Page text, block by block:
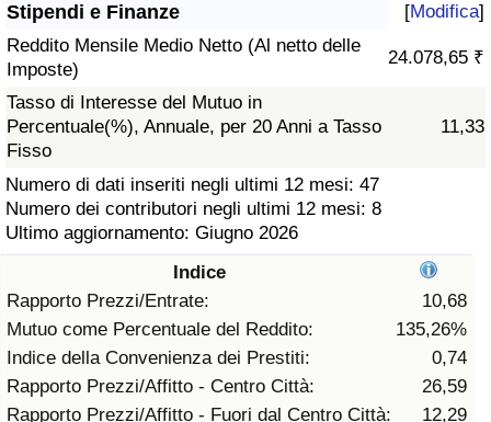
Stipendi e Finanze [Modifica]
Reddito Mensile Medio Netto (Al netto delle
Imposte)
24.078,65 ₹
Tasso di Interesse del Mutuo in
Percentuale(%), Annuale, per 20 Anni a Tasso
Fisso
11,33
Numero di dati inseriti negli ultimi 12 mesi: 47
Numero dei contributori negli ultimi 12 mesi: 8
Ultimo aggiornamento: Giugno 2026
Indice
Rapporto Prezzi/Entrate:
10,68
Mutuo come Percentuale del Reddito:
135,26%
Indice della Convenienza dei Prestiti:
0,74
Rapporto Prezzi/Affitto - Centro Città:
26,59
Rapporto Prezzi/Affitto - Fuori dal Centro Città:
12,29
Indice dell’Assistenza Sanitaria (Corrente)
Indice dell’Assistenza Sanitaria
Indice dell’Assistenza Sanitaria per
Nazione
Inquinamento
Indice dell’Inquinamento (Corrente)
Indice di inquinamento
Indice dell’Inquinamento per Nazione